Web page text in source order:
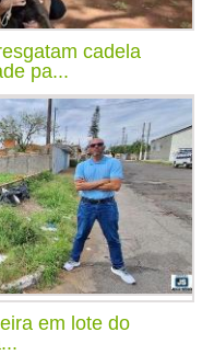
cadela
pa...
em lote do